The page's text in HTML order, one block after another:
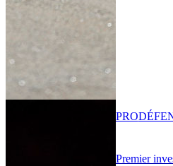
Premier
PRO